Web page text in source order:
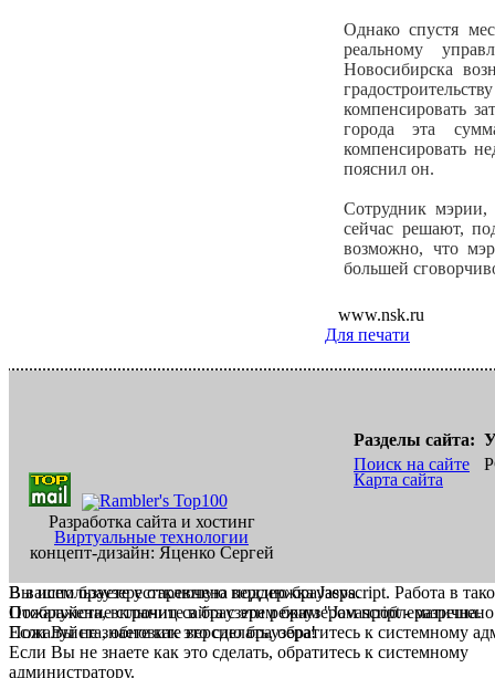
Однако спустя
реальному
Новосибирска
компенсировать
города эта
компенсировать
пояснил он.
Сотрудник мэрии,
сейчас решают,
возможно, что
большей
www.nsk.ru
Для печати
Разработка сайта и хостинг
Виртуальные технологии
концепт-дизайн: Яценко Сергей
Разделы сайта:
Поиск на сайте
Карта сайта
В вашем браузере отключена поддержка Jasvscript. Работа в
Пожалуйста, включите в браузере режим "Javascript -
Если Вы не знаете как это сделать, обратитесь к системному
Вы используете устаревшую версию браузера.
Отображение страниц сайта с этим браузером проблематична.
Пожалуйста, обновите версию браузера!
Если Вы не знаете как это сделать, обратитесь к системному
администратору.